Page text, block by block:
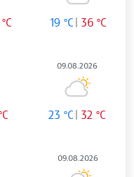
19 °C 36 °C
09.08.2026
23 °C 32 °C
09.08.2026